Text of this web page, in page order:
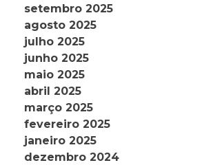
setembro 2025
agosto 2025
julho 2025
junho 2025
maio 2025
abril 2025
março 2025
fevereiro 2025
janeiro 2025
dezembro 2024